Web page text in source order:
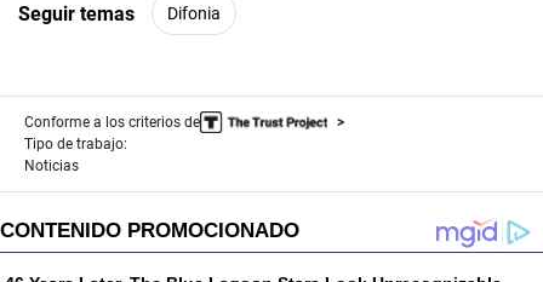
Seguir temas Difonia
Conforme a los criterios de
Tipo de trabajo:
Noticias